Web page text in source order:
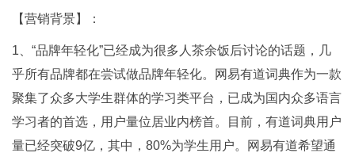
【营销背景】：
1、“品牌年轻化”已经成为很多人茶余饭后讨论的话题，几
乎所有品牌都在尝试做品牌年轻化。网易有道词典作为一款
聚集了众多大学生群体的学习类平台，已成为国内众多语言
学习者的首选，用户量位居业内榜首。目前，有道词典用户
量已经突破9亿，其中，80%为学生用户。网易有道希望通